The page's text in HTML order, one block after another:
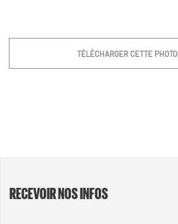
TÉLÉCHARGER CETTE PHOTO
RECEVOIR NOS INFOS